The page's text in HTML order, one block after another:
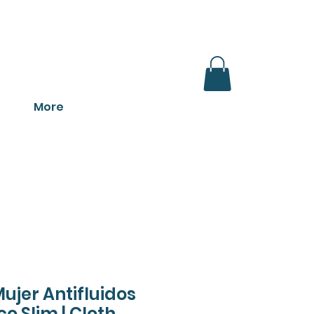
More
Antifluidos